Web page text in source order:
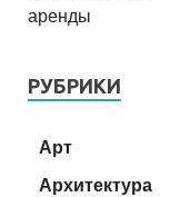
РУБРИКИ
Арт
Архитектура